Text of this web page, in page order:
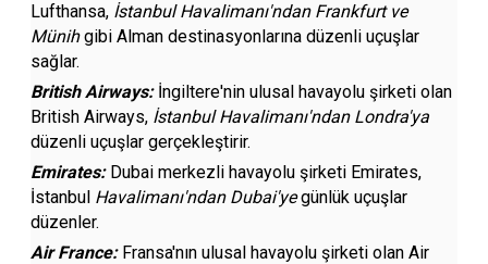
Lufthansa, İstanbul Havalimanı'ndan Frankfurt ve
Münihgibi Alman destinasyonlarına düzenli uçuşlar
sağlar.
British Airways:İngiltere'nin ulusal havayolu şirketi olan
British Airways, İstanbul Havalimanı'ndan Londra'ya
düzenli uçuşlar gerçekleştirir.
Emirates:Dubai merkezli havayolu şirketi Emirates,
İstanbul Havalimanı'ndan Dubai'yegünlük uçuşlar
düzenler.
Air France: Fransa'nın ulusal havayolu şirketi olan Air